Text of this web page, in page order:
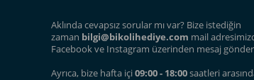
Aklında cevapsız sorular mı var? Bize istediğin
zaman bilgi@bikolihediye.com mail
Facebook ve Instagram üzerinden mesaj
Ayrıca, bize hafta içi09:00 - 18:00saatleri